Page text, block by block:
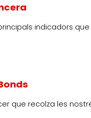
indicadors
que recolza les